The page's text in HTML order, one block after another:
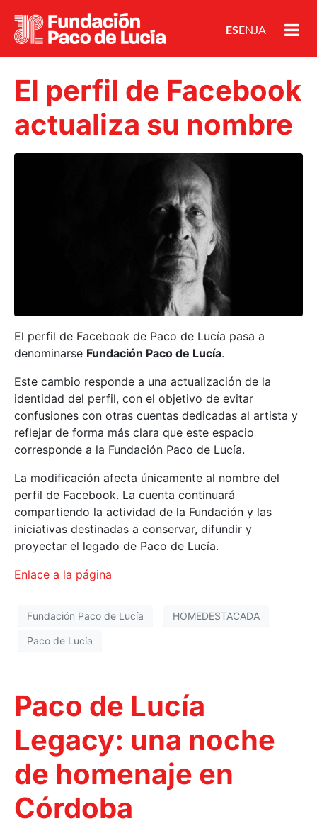
El perfil de Facebook
actualiza su nombre
El perfil de Facebook de Paco de Lucía pasa a
denominarse Fundación Paco de Lucía.
Este cambio responde a una actualización de la
identidad del perfil, con el objetivo de evitar
confusiones con otras cuentas dedicadas al artista y
reflejar de forma más clara que este espacio
corresponde a la Fundación Paco de Lucía.
La modificación afecta únicamente al nombre del
perfil de Facebook. La cuenta continuará
compartiendo la actividad de la Fundación y las
iniciativas destinadas a conservar, difundir y
proyectar el legado de Paco de Lucía.
Enlace a la página
Fundación Paco de Lucía HOMEDESTACADA
Paco de Lucía
Paco de Lucía
Legacy: una noche
de homenaje en
Córdoba
ENJA
ES